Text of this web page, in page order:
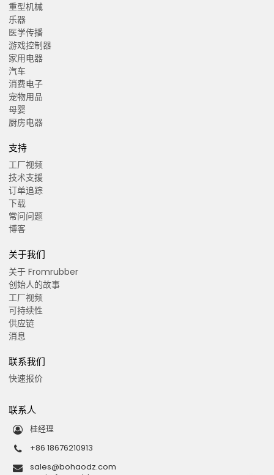
重型机械
乐器
医学传播
游戏控制器
家用电器
汽车
消费电子
宠物用品
母婴
厨房电器
支持
工厂视频
技术支援
订单追踪
下载
常问问题
博客
关于我们
关于 Fromrubber
创始人的故事
工厂视频
可持续性
供应链
消息
联系我们
快速报价
联系人
桂经理
+86 18676210913
sales@bohaodz.com